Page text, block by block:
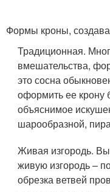
Формы кроны,
Традиционная.
вмешательства,
это сосна
оформить ее крону
объяснимое
шарообразной,
Живая изгородь.
живую изгородь –
обрезка ветвей